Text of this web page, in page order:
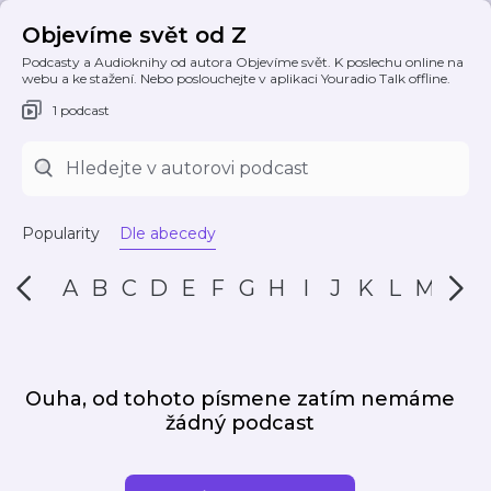
Objevíme svět od Z
Podcasty a Audioknihy od autora Objevíme svět. K poslechu online na
webu a ke stažení. Nebo poslouchejte v aplikaci Youradio Talk offline.
1 podcast
Popularity Dle abecedy
A B C D E F G H I J K L M N
Ouha, od tohoto písmene zatím nemáme
žádný podcast